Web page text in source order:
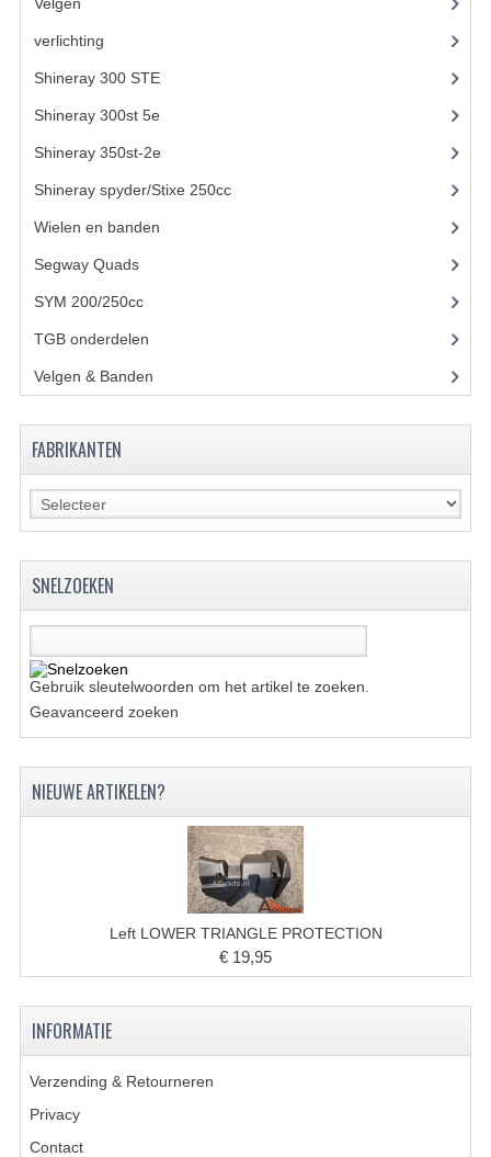
BASHAN 400S
ONDERHOUD PRODUCTEN BASHAN QUAD
MOTOR ONDERDELEN
SCHOKBREKERS
STUUR INRICHTING
TANDWIELEN EN KETTING
UITLAAT
VELGEN
SHINERAY 300ST 5E
verlichting
Shineray 300 STE(69)
Shineray 300st 5e
Shineray 350st-2e
Shineray spyder/Stixe 250cc(306)
Wielen en banden
Segway Quads(6)
SYM 200/250cc(15)
TGB onderdelen
Velgen & Banden
FABRIKANTEN
SNELZOEKEN
Gebruik sleutelwoorden om het artikel te zoeken.
Geavanceerd zoeken
NIEUWE ARTIKELEN?
Left LOWER TRIANGLE PROTECTION
€ 19,95
INFORMATIE
Verzending & Retourneren
Privacy
Contact